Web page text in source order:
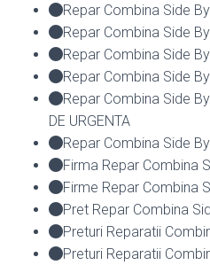
Repar Combina Side
Repar Combina Side
Repar Combina Side
Repar Combina Side
Repar Combina Side
DE URGENTA
Repar Combina Side
Firma Repar Combina
Firme Repar Combina
Pret Repar Combina
Preturi Reparatii
Preturi Reparatii